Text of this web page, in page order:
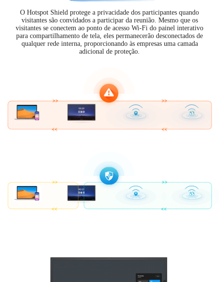
O Hotspot Shield protege a privacidade dos participantes quando
visitantes são convidados a participar da reunião. Mesmo que os
visitantes se conectem ao ponto de acesso Wi-Fi do painel interativo
para compartilhamento de tela, eles permanecerão desconectados de
qualquer rede interna, proporcionando às empresas uma camada
adicional de proteção.